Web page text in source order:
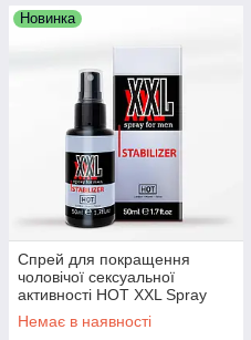
Новинка
Спрей для покращення
чоловічої сексуальної
активності HOT XXL Spray
For Men Stabilizer, 50 мл
(термін по __)
Немає в наявності